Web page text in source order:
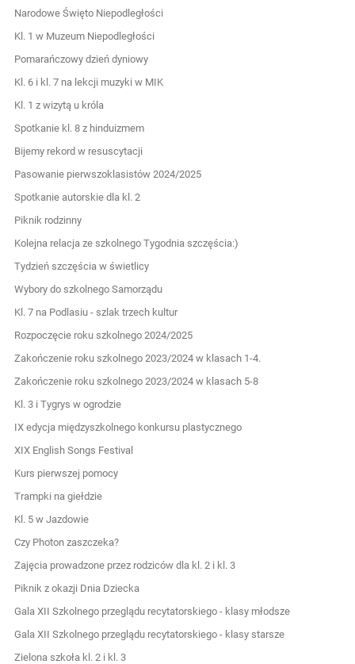
Narodowe Święto Niepodległości
Kl. 1 w Muzeum Niepodległości
Pomarańczowy dzień dyniowy
Kl. 6 i kl. 7 na lekcji muzyki w MIK
Kl. 1 z wizytą u króla
Spotkanie kl. 8 z hinduizmem
Bijemy rekord w resuscytacji
Pasowanie pierwszoklasistów 2024/2025
Spotkanie autorskie dla kl. 2
Piknik rodzinny
Kolejna relacja ze szkolnego Tygodnia szczęścia:)
Tydzień szczęścia w świetlicy
Wybory do szkolnego Samorządu
Kl. 7 na Podlasiu - szlak trzech kultur
Rozpoczęcie roku szkolnego 2024/2025
Zakończenie roku szkolnego 2023/2024 w klasach 1-4.
Zakończenie roku szkolnego 2023/2024 w klasach 5-8
Kl. 3 i Tygrys w ogrodzie
IX edycja międzyszkolnego konkursu plastycznego
XIX English Songs Festival
Kurs pierwszej pomocy
Trampki na giełdzie
Kl. 5 w Jazdowie
Czy Photon zaszczeka?
Zajęcia prowadzone przez rodziców dla kl. 2 i kl. 3
Piknik z okazji Dnia Dziecka
Gala XII Szkolnego przeglądu recytatorskiego - klasy młodsze
Gala XII Szkolnego przeglądu recytatorskiego - klasy starsze
Zielona szkoła kl. 2 i kl. 3